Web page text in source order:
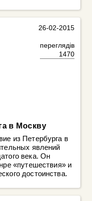
26-02-2015
переглядів
1470
в Москву
из Петербурга в
явлений
века. Он
«путешествия» и
достоинства.